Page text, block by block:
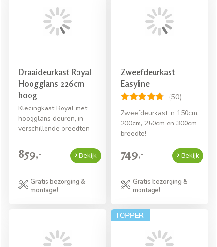
Draaideurkast Royal
Hoogglans 226cm
hoog
Kledingkast Royal met
hoogglans deuren, in
verschillende breedten
859,- Bekijk
Gratis bezorging &
montage!
Zweefdeurkast
Easyline
(50)
Zweefdeurkast in 150cm,
200cm, 250cm en 300cm
breedte!
749,- Bekijk
Gratis bezorging &
montage!